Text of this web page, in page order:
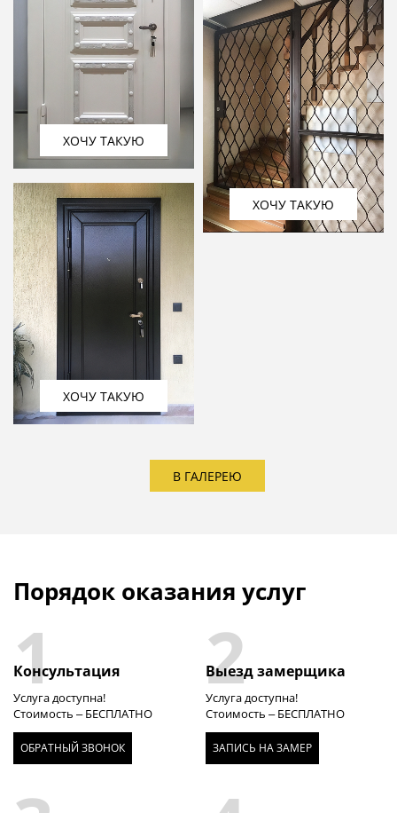
ХОЧУ ТАКУЮ
ХОЧУ ТАКУЮ
ХОЧУ ТАКУЮ
В ГАЛЕРЕЮ
Порядок оказания услуг
1
Консультация
Услуга доступна!
Стоимость – БЕСПЛАТНО
ОБРАТНЫЙ ЗВОНОК
2
Выезд замерщика
Услуга доступна!
Стоимость – БЕСПЛАТНО
ЗАПИСЬ НА ЗАМЕР